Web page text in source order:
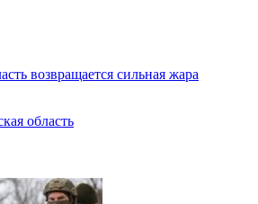
возвращается сильная жара
область